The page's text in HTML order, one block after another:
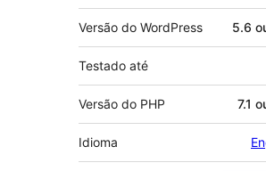
Versão do WordPress 5.6
Testado até
Versão do PHP 7.1
Idioma